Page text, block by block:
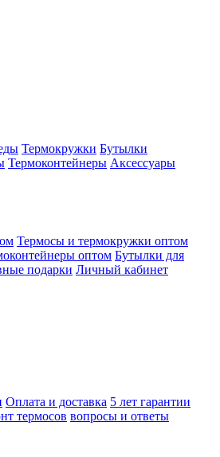
Термокружки Бутылки
Термоконтейнеры Аксессуары
Термосы и термокружки оптом
оптом Бутылки для
подарки Личный кабинет
Оплата и доставка 5 лет гарантии
термосов вопросы и ответы